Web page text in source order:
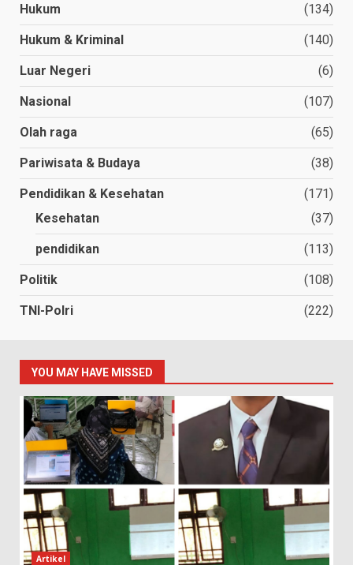
Hukum (134)
Hukum & Kriminal (140)
Luar Negeri (6)
Nasional (107)
Olah raga (65)
Pariwisata & Budaya (38)
Pendidikan & Kesehatan
(171)
Kesehatan
(37)
pendidikan (113)
Politik (108)
TNI-Polri (222)
YOU MAY HAVE MISSED
Artikel